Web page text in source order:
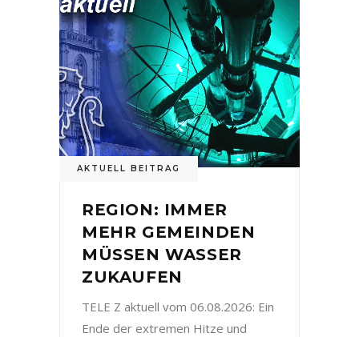
AKTUELL BEITRAG
REGION: IMMER
MEHR GEMEINDEN
MÜSSEN WASSER
ZUKAUFEN
TELE Z aktuell vom 06.08.2026: Ein
Ende der extremen Hitze und